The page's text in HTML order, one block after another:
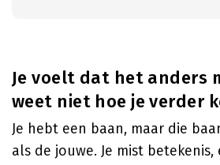
Je voelt dat het anders
weet niet hoe je verder
Je hebt een baan, maar die
als de jouwe. Je mist